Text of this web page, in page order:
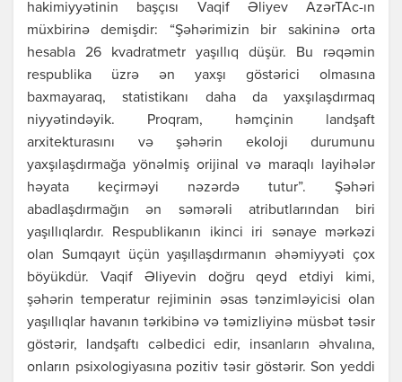
hakimiyyətinin başçısı Vaqif Əliyev AzərTAc-ın
müxbirinə demişdir: “Şəhərimizin bir sakininə orta
hesabla 26 kvadratmetr yaşıllıq düşür. Bu rəqəmin
respublika üzrə ən yaxşı göstərici olmasına
baxmayaraq, statistikanı daha da yaxşılaşdırmaq
niyyətindəyik. Proqram, həmçinin landşaft
arxitekturasını və şəhərin ekoloji durumunu
yaxşılaşdırmağa yönəlmiş orijinal və maraqlı layihələr
həyata keçirməyi nəzərdə tutur”. Şəhəri
abadlaşdırmağın ən səmərəli atributlarından biri
yaşıllıqlardır. Respublikanın ikinci iri sənaye mərkəzi
olan Sumqayıt üçün yaşıllaşdırmanın əhəmiyyəti çox
böyükdür. Vaqif Əliyevin doğru qeyd etdiyi kimi,
şəhərin temperatur rejiminin əsas tənzimləyicisi olan
yaşıllıqlar havanın tərkibinə və təmizliyinə müsbət təsir
göstərir, landşaftı cəlbedici edir, insanların əhvalına,
onların psixologiyasına pozitiv təsir göstərir. Son yeddi